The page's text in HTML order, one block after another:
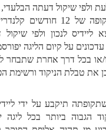
ליידיס עשויה לארגן, מעת לעת ולפי שיקול דעתה הבלעדי,  ליגות
פוקר  שימשכו על פני תקופה של 12 חודשים קלנדריים או
תקופה אחרת כפי שתמצא ליידיס לנכון ולפי שיקול דעתה
"). עדכונים על קיום הליגה יפורסמו בדף
הפייסבוק ו/או בוואטס אפ ו/או בכל דרך אחרת שתבחר ליידיס.
ליידיס תפרסם מועדי ותעדכן את טבלת הניקוד ורשימת הפרסים
בתום כל עונת משחקים (שתקופתה תיקבע על ידי ליידיס), 9
החברות אשר סיימו בניקוד הגבוה ביותר בכל ליגה ישחקו